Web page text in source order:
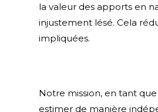
la valeur des apports en
injustement lésé. Cela
impliquées.
Notre mission, en tant que
estimer de manière